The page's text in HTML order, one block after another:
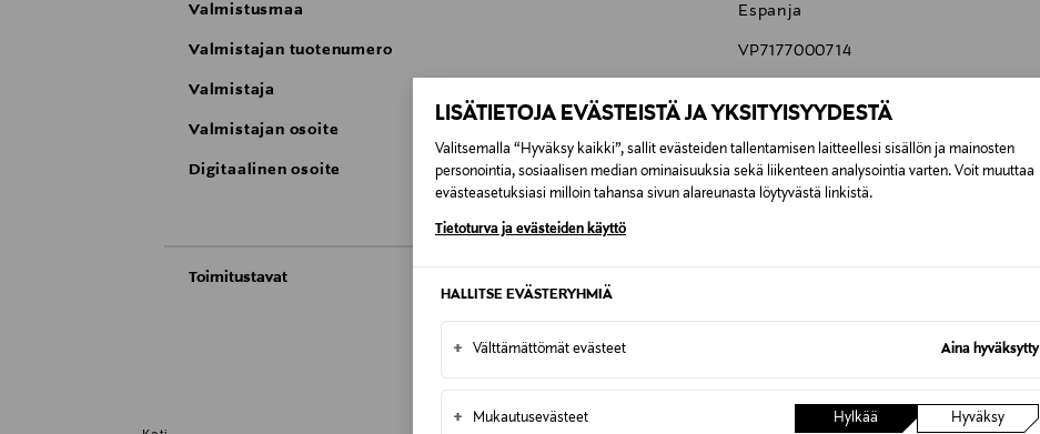
LISÄTIETOJA EVÄSTEISTÄ JA YKSITYISYYDESTÄ
Valitsemalla “Hyväksy kaikki”, sallit evästeiden tallentamisen laitteellesi sisällön ja mainosten
personointia, sosiaalisen median ominaisuuksia sekä liikenteen analysointia varten. Voit muuttaa
evästeasetuksiasi milloin tahansa sivun alareunasta löytyvästä linkistä.
Tietoturva ja evästeiden käyttö
HALLITSE EVÄSTERYHMIÄ
+ Välttämättömät evästeet Aina hyväksytty
+ Mukautusevästeet Hylkää Hyväksy
Valmistusmaa Espanja
Valmistajan tuotenumero VP7177000714
Valmistaja
Valmistajan osoite
Digitaalinen osoite cliente@kavehome.com
Toimitustavat
6,90 €